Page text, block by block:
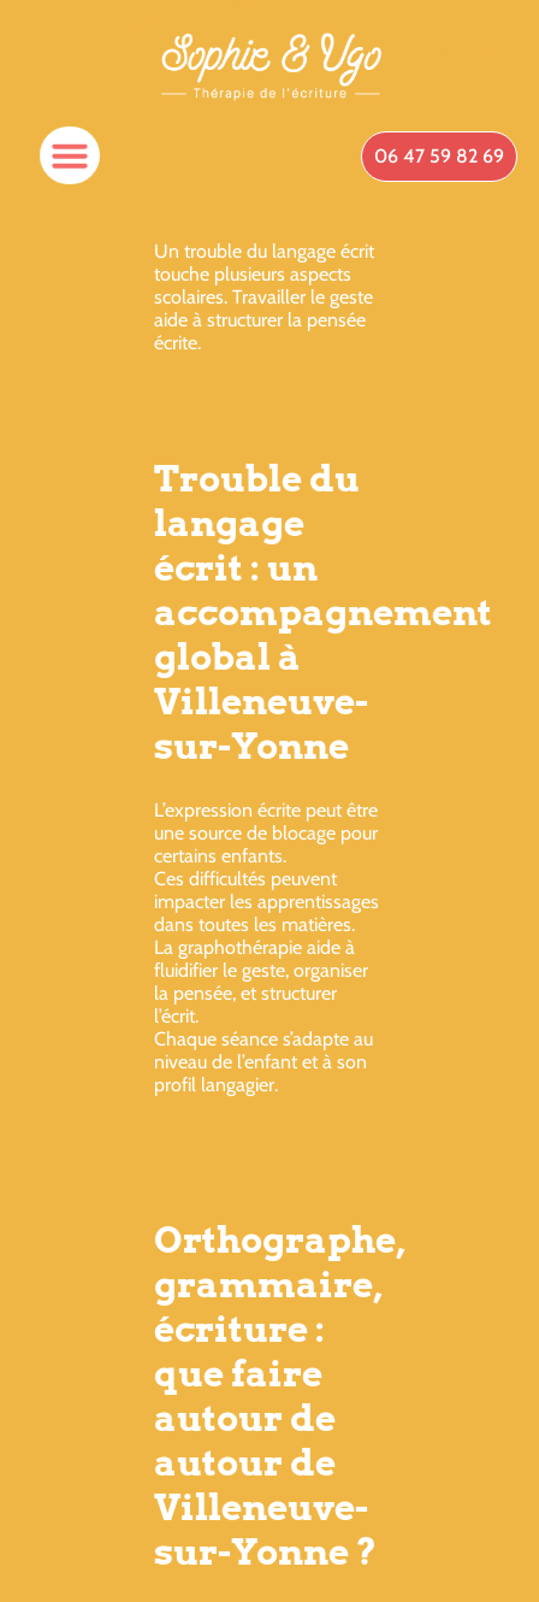
06 47 59 82 69
Un trouble du langage écrit
touche plusieurs aspects
scolaires. Travailler le geste
aide à structurer la pensée
écrite.
Trouble du
langage
écrit : un
accompagnement
global à
Villeneuve-
sur-Yonne
L’expression écrite peut être
une source de blocage pour
certains enfants.
Ces difficultés peuvent
impacter les apprentissages
dans toutes les matières.
La graphothérapie aide à
fluidifier le geste, organiser
la pensée, et structurer
l’écrit.
Chaque séance s’adapte au
niveau de l’enfant et à son
profil langagier.
Orthographe,
grammaire,
écriture :
que faire
autour de
autour de
Villeneuve-
sur-Yonne ?